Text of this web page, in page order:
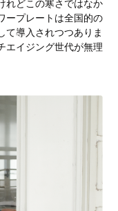
れどこの寒さではなか
ープレートは全国的の
て導入されつつありま
エイジング世代が無理